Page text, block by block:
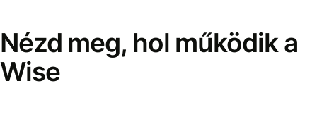
Nézd meg, hol működik a
Wise